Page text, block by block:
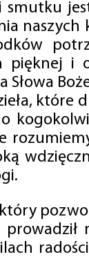
smutku
pięknej i
które